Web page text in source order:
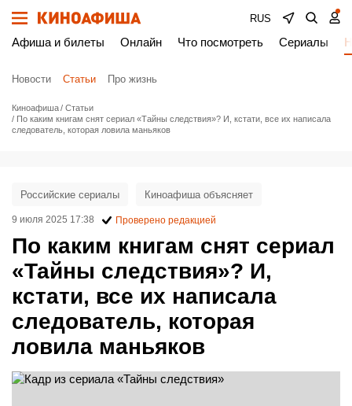
RUS
Афиша и билеты Онлайн Что посмотреть Сериалы
Новости Статьи Про жизнь
Киноафиша
Статьи
По каким книгам снят сериал «Тайны следствия»? И, кстати, все их написала
следователь, которая ловила маньяков
По каким книгам снят сериал
«Тайны следствия»? И,
кстати, все их написала
следователь, которая
ловила маньяков
Российские сериалы Киноафиша объясняет
9 июля 2025 17:38 Проверено редакцией